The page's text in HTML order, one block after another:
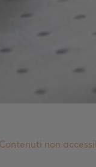
Contenuti non